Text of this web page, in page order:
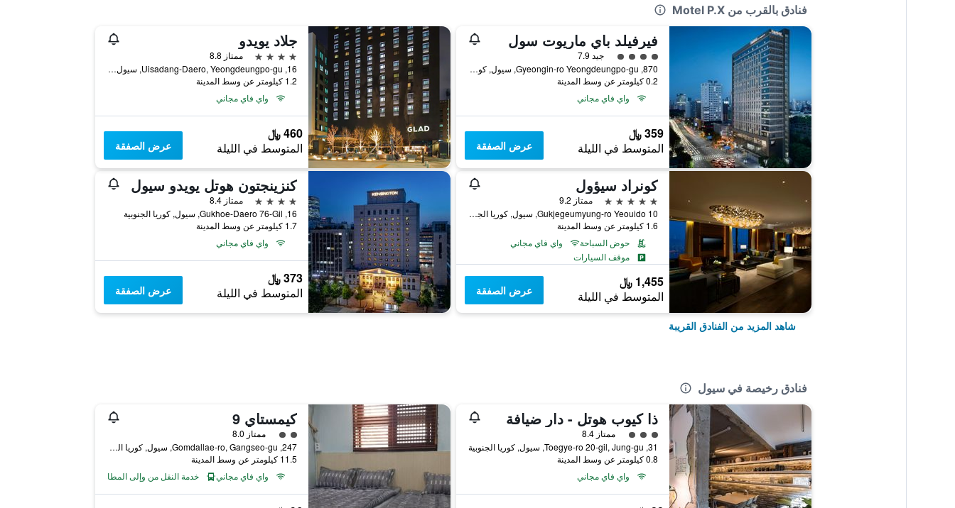
فنادق بالقرب من Motel P.X
فيرفيلد باي ماريوت سول
تقييم فئة 4
جيد 7.9
870, Gyeongin-ro Yeongdeungpo-gu, سيول, كوريا الجنوبية
0.2 كيلومتر عن وسط المدينة
واي فاي مجاني
359 ﷼
المتوسط في الليلة عرض الصفقة
جلاد يويدو
4 نجوم
ممتاز 8.8
16, Uisadang-Daero, Yeongdeungpo-gu, سيول, كوريا الجنوبية
1.2 كيلومتر عن وسط المدينة
واي فاي مجاني
460 ﷼
المتوسط في الليلة عرض الصفقة
كونراد سيؤول
5 نجوم
ممتاز 9.2
10 Gukjegeumyung-ro Yeouido, سيول, كوريا الجنوبية
1.6 كيلومتر عن وسط المدينة
حوض السباحة
واي فاي مجاني
موقف السيارات
1,455 ﷼
المتوسط في الليلة عرض الصفقة
كنزينجتون هوتل يويدو سيول
4 نجوم
ممتاز 8.4
16, Gukhoe-Daero 76-Gil, سيول, كوريا الجنوبية
1.7 كيلومتر عن وسط المدينة
واي فاي مجاني
373 ﷼
المتوسط في الليلة عرض الصفقة
شاهد المزيد من الفنادق القريبة
فنادق رخيصة في سيول
ذا كيوب هوتل - دار ضيافة
تقييم فئة 3ممتاز 8.4
31, Toegye-ro 20-gil, Jung-gu, سيول, كوريا الجنوبية
0.8 كيلومتر عن وسط المدينة
واي فاي مجاني
كيمستاي 9
تقييم فئة 2
ممتاز 8.0
247, Gomdallae-ro, Gangseo-gu, سيول, كوريا الجنوبية
11.5 كيلومتر عن وسط المدينة
واي فاي مجاني
خدمة النقل من وإلى المطار